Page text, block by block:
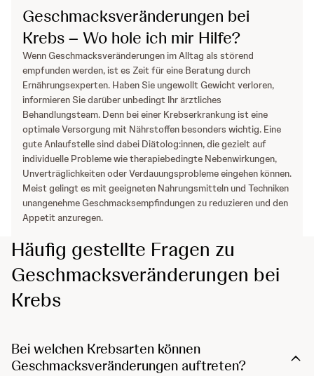
Geschmacksveränderungen bei
Krebs – Wo hole ich mir Hilfe?
Wenn Geschmacksveränderungen im Alltag als störend
empfunden werden, ist es Zeit für eine Beratung durch
Ernährungsexperten. Haben Sie ungewollt Gewicht verloren,
informieren Sie darüber unbedingt Ihr ärztliches
Behandlungsteam. Denn bei einer Krebserkrankung ist eine
optimale Versorgung mit Nährstoffen besonders wichtig. Eine
gute Anlaufstelle sind dabei Diätolog:innen, die gezielt auf
individuelle Probleme wie therapiebedingte Nebenwirkungen,
Unverträglichkeiten oder Verdauungsprobleme eingehen können.
Meist gelingt es mit geeigneten Nahrungsmitteln und Techniken
unangenehme Geschmacksempfindungen zu reduzieren und den
Appetit anzuregen.
Häufig gestellte Fragen zu
Geschmacksveränderungen bei
Krebs
Bei welchen Krebsarten können
Geschmacksveränderungen auftreten?